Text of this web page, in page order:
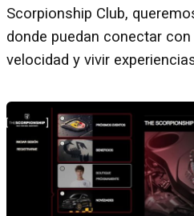
Scorpionship Club,
donde puedan conectar
velocidad y vivir